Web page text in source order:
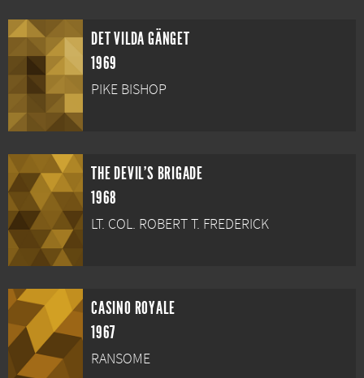
DET VILDA GÄNGET
1969
PIKE BISHOP
THE DEVIL'S BRIGADE
1968
LT. COL. ROBERT T. FREDERICK
CASINO ROYALE
1967
RANSOME